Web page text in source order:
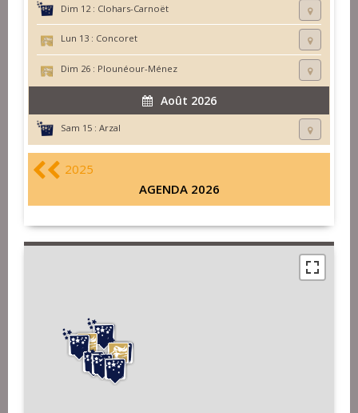
Dim 12 : Clohars-Carnoët
Lun 13 : Concoret
Dim 26 : Plounéour-Ménez
Août 2026
Sam 15 : Arzal
2025
AGENDA 2026